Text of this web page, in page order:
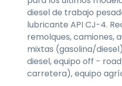
diesel de trabajo
lubricante API CJ-4.
remolques, camiones,
mixtas (gasolina/
diesel, equipo off -
carretera), equipo